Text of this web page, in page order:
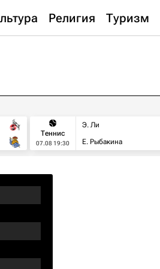
Религия Туризм
Теннис
07.08 19:30
Э. Ли
Е. Рыбакина